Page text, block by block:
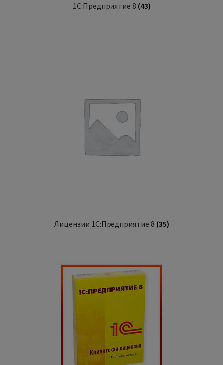
1С:Предприятие 8 (43)
Лицензии 1С:Предприятие 8 (35)